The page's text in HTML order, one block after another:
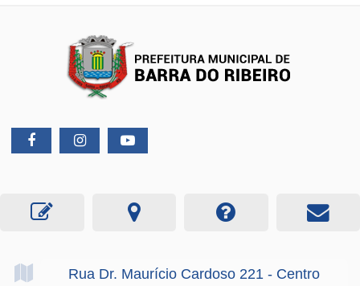
Rua Dr. Maurício Cardoso 221 - Centro